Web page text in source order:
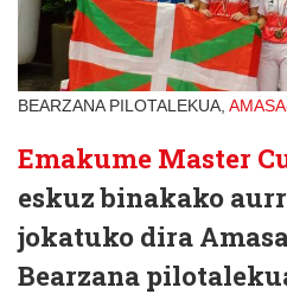
BEARZANA PILOTALEKUA,
Emakume Master
eskuz binakako
jokatuko dira
Bearzana